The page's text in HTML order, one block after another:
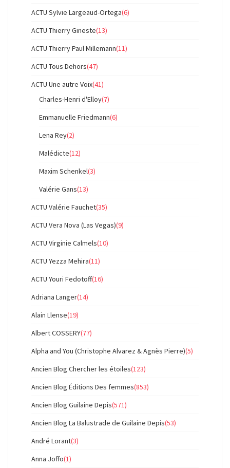
ACTU Sylvie Largeaud-Ortega(6)
ACTU Thierry Gineste(13)
ACTU Thierry Paul Millemann(11)
ACTU Tous Dehors(47)
ACTU Une autre Voix(41)
Charles-Henri d'Elloy(7)
Emmanuelle Friedmann(6)
Lena Rey(2)
Malédicte(12)
Maxim Schenkel(3)
Valérie Gans(13)
ACTU Valérie Fauchet(35)
ACTU Vera Nova (Las Vegas)(9)
ACTU Virginie Calmels(10)
ACTU Yezza Mehira(11)
ACTU Youri Fedotoff(16)
Adriana Langer(14)
Alain Llense(19)
Albert COSSERY(77)
Alpha and You (Christophe Alvarez & Agnès Pierre)(5)
Ancien Blog Chercher les étoiles(123)
Ancien Blog Éditions Des femmes(853)
Ancien Blog Guilaine Depis(571)
Ancien Blog La Balustrade de Guilaine Depis(53)
André Lorant(3)
Anna Joffo(1)